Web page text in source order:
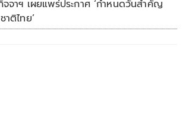
จจาฯ เผยแพร่ประกาศ ‘กำหนดวันสำคัญ
าติไทย’